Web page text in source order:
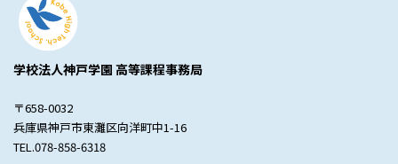
学校法人神戸学園 高等課程事務局
〒658-0032
兵庫県神戸市東灘区向洋町中1-16
TEL.078-858-6318